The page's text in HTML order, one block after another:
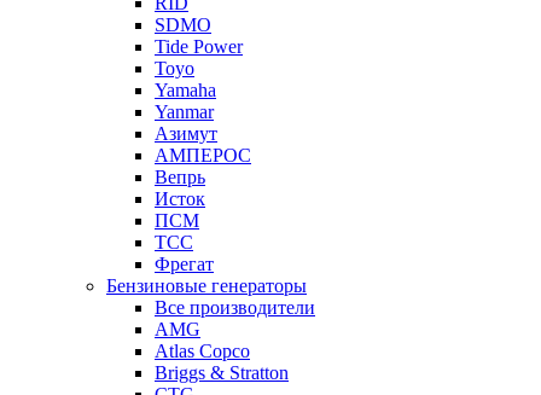
SDMO
Tide Power
Toyo
Yamaha
Yanmar
Азимут
АМПЕРОС
Вепрь
Исток
ПСМ
ТСС
Фрегат
Бензиновые генераторы
Все производители
AMG
Atlas Copco
Briggs & Stratton